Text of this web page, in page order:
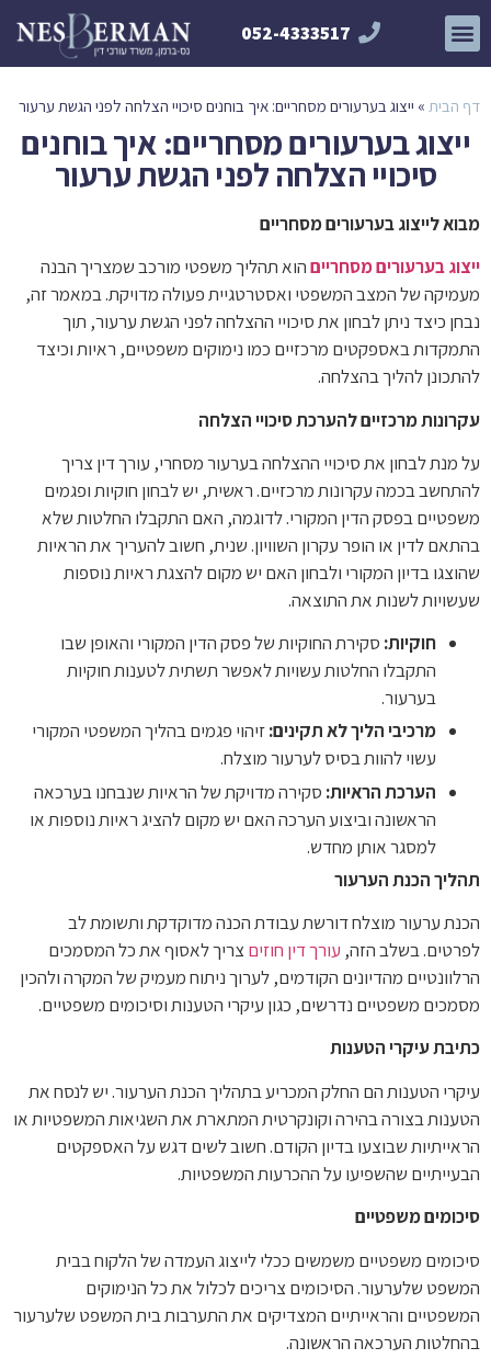
052-4333517
דף הבית » ייצוג בערעורים מסחריים: איך בוחנים סיכויי הצלחה לפני הגשת ערעור
ייצוג בערעורים מסחריים: איך בוחנים
סיכויי הצלחה לפני הגשת ערעור
מבוא לייצוג בערעורים מסחריים
ייצוג בערעורים מסחרייםהוא תהליך משפטי מורכב שמצריך הבנה
מעמיקה של המצב המשפטי ואסטרטגיית פעולה מדויקת. במאמר זה,
נבחן כיצד ניתן לבחון את סיכויי ההצלחה לפני הגשת ערעור, תוך
התמקדות באספקטים מרכזיים כמו נימוקים משפטיים, ראיות וכיצד
להתכונן להליך בהצלחה.
עקרונות מרכזיים להערכת סיכויי הצלחה
על מנת לבחון את סיכויי ההצלחה בערעור מסחרי, עורך דין צריך
להתחשב בכמה עקרונות מרכזיים. ראשית, יש לבחון חוקיות ופגמים
משפטיים בפסק הדין המקורי. לדוגמה, האם התקבלו החלטות שלא
בהתאם לדין או הופר עקרון השוויון. שנית, חשוב להעריך את הראיות
שהוצגו בדיון המקורי ולבחון האם יש מקום להצגת ראיות נוספות
שעשויות לשנות את התוצאה.
חוקיות: סקירת החוקיות של פסק הדין המקורי והאופן שבו
התקבלו החלטות עשויות לאפשר תשתית לטענות חוקיות
בערעור.
מרכיבי הליך לא תקינים:זיהוי פגמים בהליך המשפטי המקורי
עשוי להוות בסיס לערעור מוצלח.
הערכת הראיות: סקירה מדויקת של הראיות שנבחנו בערכאה
הראשונה וביצוע הערכה האם יש מקום להציג ראיות נוספות או
למסגר אותן מחדש.
תהליך הכנת הערעור
הכנת ערעור מוצלח דורשת עבודת הכנה מדוקדקת ותשומת לב
לפרטים. בשלב הזה, עורך דין חוזים צריך לאסוף את כל המסמכים
הרלוונטיים מהדיונים הקודמים, לערוך ניתוח מעמיק של המקרה ולהכין
מסמכים משפטיים נדרשים, כגון עיקרי הטענות וסיכומים משפטיים.
כתיבת עיקרי הטענות
עיקרי הטענות הם החלק המכריע בתהליך הכנת הערעור. יש לנסח את
הטענות בצורה בהירה וקונקרטית המתארת את השגיאות המשפטיות או
הראייתיות שבוצעו בדיון הקודם. חשוב לשים דגש על האספקטים
הבעייתיים שהשפיעו על ההכרעות המשפטיות.
סיכומים משפטיים
סיכומים משפטיים משמשים ככלי לייצוג העמדה של הלקוח בבית
המשפט שלערעור. הסיכומים צריכים לכלול את כל הנימוקים
המשפטיים והראייתיים המצדיקים את התערבות בית המשפט שלערעור
בהחלטות הערכאה הראשונה.